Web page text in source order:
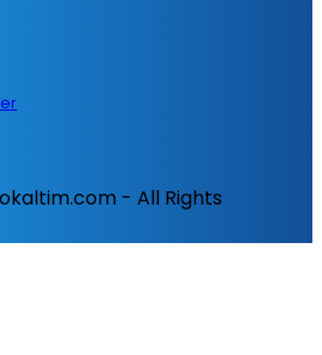
- All Rights